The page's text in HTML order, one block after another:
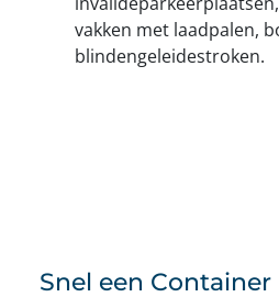
vakken met laadpalen,
blindengeleidestroken.
Snel een